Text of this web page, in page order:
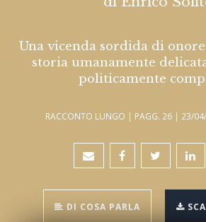
Una vicenda sordida di
storia umanamente
politicamente
RACCONTO LUNGO | PAGG. 26 | 23/
DI COSA PARLA